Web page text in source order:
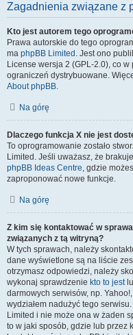
Zagadnienia związane z
Kto jest autorem tego
Prawa autorskie do tego
ma phpBB Limited . Jest ono
License wersja 2 (GPL-2.0), co
ograniczeń dystrybuowane.
About phpBB.
Na górę
Dlaczego funkcja X nie jest
To oprogramowanie zostało
Limited. Jeśli uważasz, że
phpBB Ideas Centre, gdzie
zaproponować nowe funkcje.
Na górę
Z kim się kontaktować w
związanych z tą witryną?
W tych sprawach, należy
dane wyświetlone są na liście
otrzymasz odpowiedzi, należy
wykonaj sprawdzenie kto to jest
darmowych serwisów, np.
wydziałem nadużyć tego
Limited i nie może ona w żaden
to w jaki sposób, gdzie lub przez